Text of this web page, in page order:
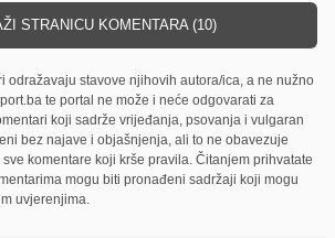
STRANICU KOMENTARA (10)
odražavaju stavove njihovih autora/ica, a ne nužno
te portal ne može i neće odgovarati za
koji sadrže vrijeđanja, psovanja i vulgaran
bez najave i objašnjenja, ali to ne obavezuje
komentare koji krše pravila. Čitanjem prihvatate
mogu biti pronađeni sadržaji koji mogu
uvjerenjima.